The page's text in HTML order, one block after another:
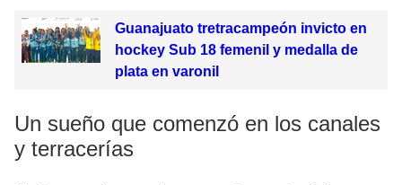
Guanajuato tretracampeón invicto en
hockey Sub 18 femenil y medalla de
plata en varonil
Un sueño que comenzó en los canales
y terracerías